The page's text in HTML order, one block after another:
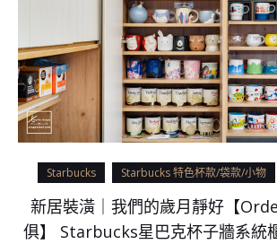
Starbucks Starbucks 特色杯款/袋款/小物
新居裝潢｜我們的歲月靜好【
俱】 Starbucks星巴克杯子牆系統